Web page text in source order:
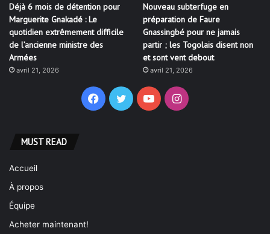
Déjà 6 mois de détention pour
Marguerite Gnakadé : Le
quotidien extrêmement difficile
de l’ancienne ministre des
Armées
avril 21, 2026
Nouveau subterfuge en
préparation de Faure
Gnassingbé pour ne jamais
partir ; les Togolais disent non
et sont vent debout
avril 21, 2026
Facebook
TwitterYouTubeInstagram
MUST READ
Accueil
À propos
Équipe
Acheter maintenant!